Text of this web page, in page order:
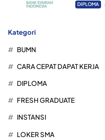
DIPLOMA
Kategori
BUMN
CARA CEPAT DAPAT KERJA
DIPLOMA
FRESH GRADUATE
INSTANSI
LOKER SMA